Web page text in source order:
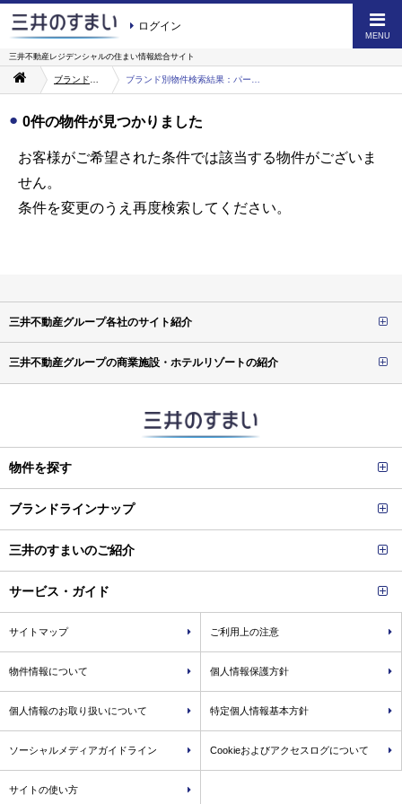
ログイン
MENU
三井不動産レジデンシャルの住まい情報総合サイト
0件の物件が見つかりました
お客様がご希望された条件では該当する物件がございま
せん。
条件を変更のうえ再度検索してください。
三井不動産グループ各社のサイト紹介
三井不動産グループの商業施設・ホテルリゾートの紹介
物件を探す
ブランドラインナップ
三井のすまいのご紹介
サービス・ガイド
サイトマップ ご利用上の注意
物件情報について 個人情報保護方針
個人情報のお取り扱いについて 特定個人情報基本方針
ソーシャルメディアガイドライン Cookieおよびアクセスログについて
サイトの使い方